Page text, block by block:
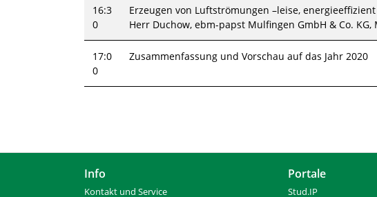
16:3
0
Erzeugen von Luftströmungen –leise,
Herr Duchow, ebm-papst Mulfingen GmbH & Co. KG,
17:0
0
Zusammenfassung und Vorschau auf das Jahr 2020
Info
Kontakt und Service
Portale
Stud.IP